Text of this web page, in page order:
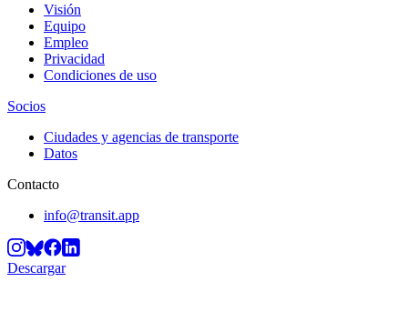
Visión
Equipo
Empleo
Privacidad
Condiciones de uso
Socios
Ciudades y agencias de transporte
Datos
Contacto
info@transit.app
Descargar